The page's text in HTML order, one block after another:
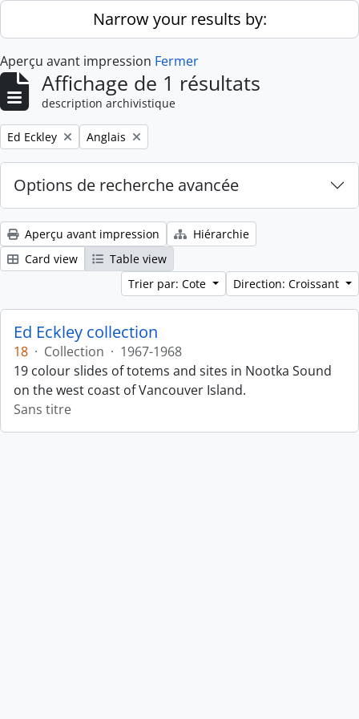
Skip to main contentNarrow your results by:
Aperçu avant impression Fermer
Affichage de 1 résultats
description archivistique
Remove filter:
Ed Eckley Remove filter:
Anglais
Options de recherche avancée
Aperçu avant impression
Hiérarchie
Card view
Table view
Trier par: Cote
Direction: Croissant
Ed Eckley collection
18 · Collection · 1967-1968
19 colour slides of totems and sites in Nootka Sound
on the west coast of Vancouver Island.
Sans titre